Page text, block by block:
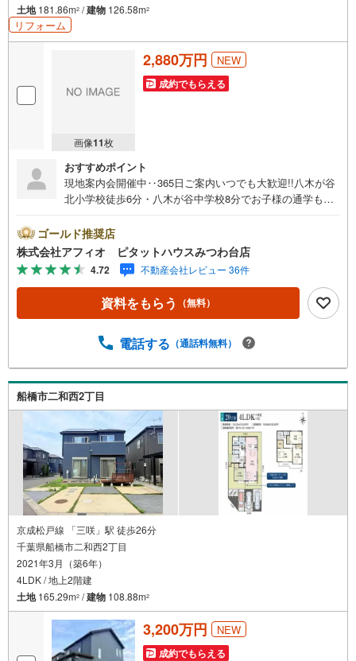
土地181.86m2 /建物 126.58m2
リフォーム
画像11枚
2,880万円 NEW
成約でもらえる
おすすめポイント
現地案内会開催中‥365日ご案内いつでも大歓迎!!八木が谷
北小学校徒歩6分・八木が谷中学校8分でお子様の通学も安
しながら楽しく料理できるカウンターキッチン■火を使わな
いから安心なIHシステムキッチン■書斎・キッズルームなど
暮らしに合わせて使えるフレックスルーム■主寝室広々8.4
帖で大きいベッドも置けます■季節ごとの衣類の整理もWIC
でラクラク■全居室2面採光につき日当たり・通風良好■嬉
しい駐車場3台分・豊富な物件数で、ご希望のお家探しが
に対応。●お客様の笑顔のために。・* 千葉県の不動産の
一生の宝物になるお家探しの、心強いパートナーになれる
よう全力でサポート致します！ご見学やご相談には迅速に
ご対応致します！お気軽にお問合せ下さいませ！
ゴールド推奨店
株式会社アフィオ ピタットハウスみつわ台店
4.72 不動産会社レビュー 36件
資料をもらう （無料）
電話する （通話料無料）
船橋市二和西2丁目
京成松戸線 「三咲」駅 徒歩26分
千葉県船橋市二和西2丁目
2021年3月（築6年）
4LDK / 地上2階建
土地165.29m2 /建物 108.88m2
3,200万円 NEW
成約でもらえる